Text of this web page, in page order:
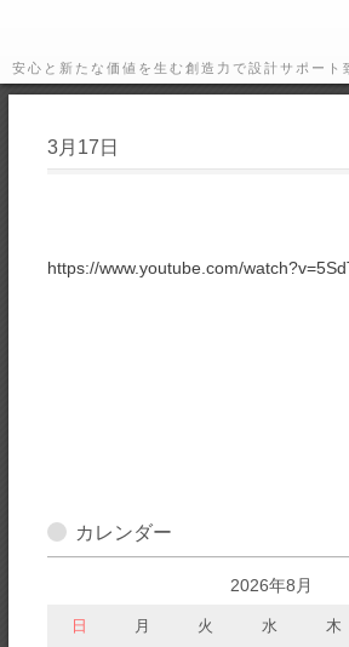
安心と新たな価値を生む創造力で設計サポート
3月17日
https://www.youtube.com/
カレンダー
2026年8月
日 月 火 水 木